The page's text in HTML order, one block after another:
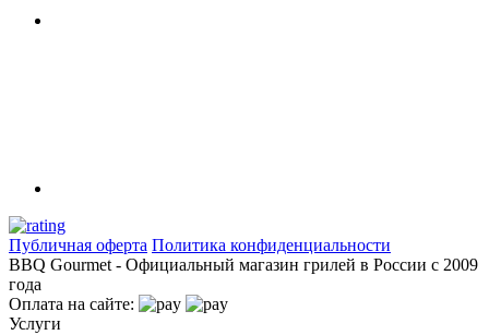
Публичная оферта Политика конфиденциальности
BBQ Gourmet - Официальный магазин грилей в России с 2009
года
Оплата на сайте:
Услуги